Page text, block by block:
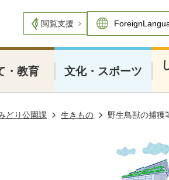
閲覧支援
・教育 文化・スポーツ
どり公園課 生きもの 野生鳥獣の捕獲